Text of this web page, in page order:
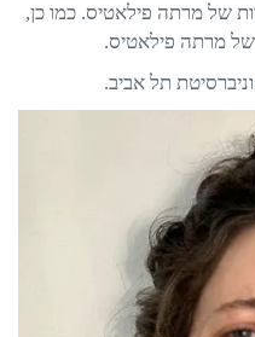
של מרתה פילאטיס. כמו כן,
מרתה פילאטיס.
תל אביב.